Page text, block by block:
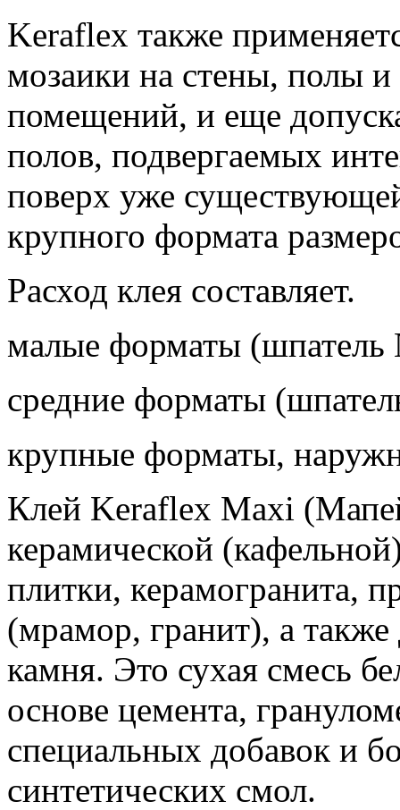
Keraflex также
мозаики на стены, полы
помещений, и еще
полов, подвергаемых
поверх уже
крупного формата
Расход клея составляет.
малые форматы
средние форматы
крупные форматы,
Клей Keraflex Maxi
керамической
плитки, керамогранита,
(мрамор, гранит), а также
камня. Это сухая смесь
основе цемента,
специальных добавок и
синтетических смол.